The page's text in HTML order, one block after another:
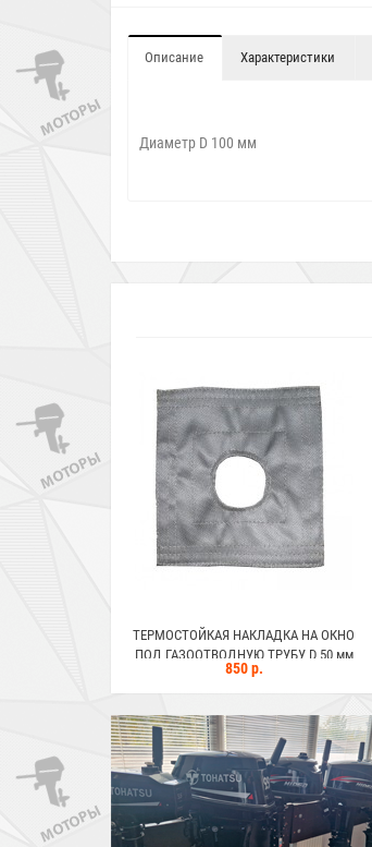
Описание Характеристики
Диаметр D 100 мм
ТЕРМОСТОЙКАЯ НАКЛАДКА НА ОКНО
ПОД ГАЗООТВОДНУЮ ТРУБУ D 50 мм
850 р.